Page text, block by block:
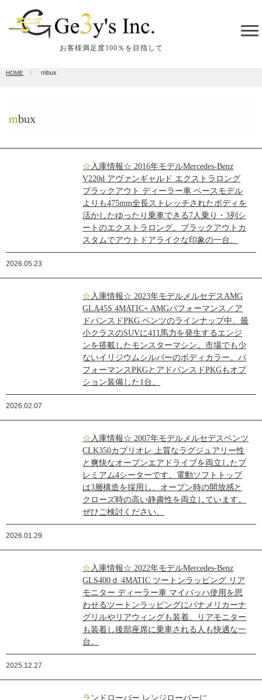
お客様満足度100％を目指して
HOME 〉 mbux
mbux
☆入庫情報☆ 2016年モデルMercedes-Benz
V220d アヴァンギャルド エクストラロング
ブラックアウト ディーラー車 ベースモデル
よりも475mm全長ストレッチされたボディを
活かしたゆったり乗車できる7人乗り・3列シ
ートのエクストラロング。ブラックアウトカ
スタムでアウトドアライクな印象の一台。
2026.05.23
☆入庫情報☆ 2023年モデルメルセデスAMG
GLA45S 4MATIC+ AMGパフォーマンス／ア
ドバンスドPKG ベンツのラインナップ中、最
小クラスのSUVに411馬力を発生するエンジ
ンを搭載したモンスターマシン。市場でも少
ないイリジウムシルバーのボディカラー。パ
フォーマンスPKGとアドバンスドPKGもオプ
ション装備した1台。
2026.02.07
☆入庫情報☆ 2007年モデルメルセデスベンツ
CLK350カブリオレ 上質なラグジュアリー性
と爽快なオープンエアドライブを両立したプ
レミアム4シーターです。電動ソフトトップ
は3層構造を採用し、オープン時の開放感と
クローズ時の高い静粛性を両立しています。
ぜひご検討ください。
2026.01.29
☆入庫情報☆ 2022年モデルMercedes-Benz
GLS400ｄ 4MATIC ツートンラッピング リア
モニター ディーラー車 マイバッハ使用を思
わせるツートンラッピングにパナメリカーナ
グリルやリアウィングも装着。リアモニター
も装着し後部座席に乗車される人も快適な一
台。
2025.12.27
ランドローバー レンジローバーに